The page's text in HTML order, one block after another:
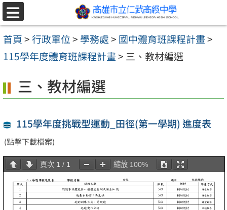
跳至主要內容區
選
單
首頁>行政單位> 學務處> 國中體育班課程計畫>
115學年度體育班課程計畫> 三、教材編選
三、教材編選
115學年度挑戰型運動_田徑(第一學期) 進度表
(點擊下載檔案)
頁次 1 / 1 縮放 100%